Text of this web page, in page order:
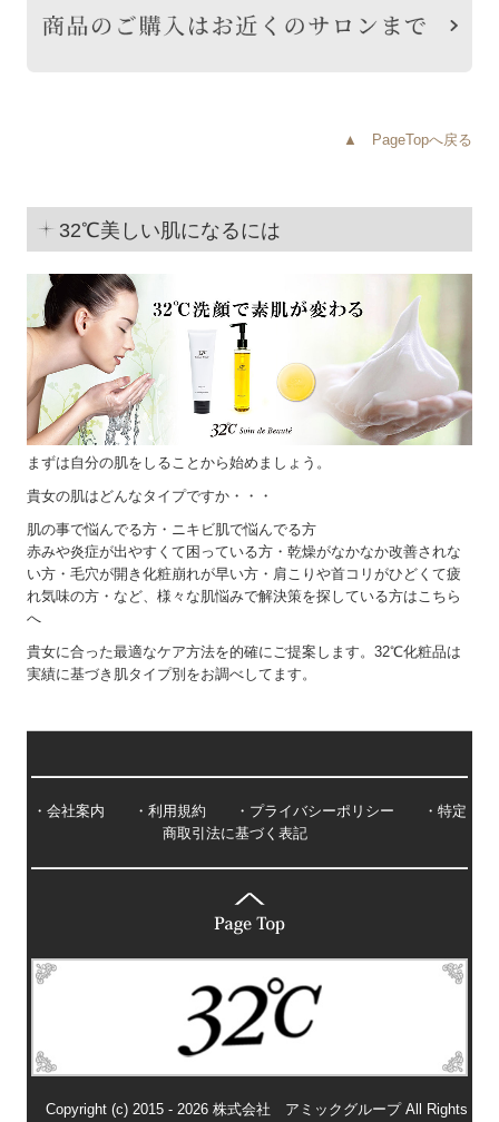
▲ PageTopへ戻る
32℃美しい肌になるには
まずは自分の肌をしることから始めましょう。
貴女の肌はどんなタイプですか・・・
肌の事で悩んでる方・ニキビ肌で悩んでる方
赤みや炎症が出やすくて困っている方・乾燥がなかなか改善されな
い方・毛穴が開き化粧崩れが早い方・肩こりや首コリがひどくて疲
れ気味の方・など、様々な肌悩みで解決策を探している方はこちら
へ
貴女に合った最適なケア方法を的確にご提案します。32℃化粧品は
実績に基づき肌タイプ別をお調べしてます。
・ 会社案内 ・ 利用規約 ・ プライバシーポリシー ・ 特定
商取引法に基づく表記
Copyright (c) 2015 - 2026 株式会社 アミックグループ All Rights